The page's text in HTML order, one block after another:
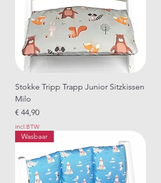
Stokke Tripp Trapp Junior Sitzkissen
Milo
Prijs
€ 44,90
incl.BTW
Wasbaar